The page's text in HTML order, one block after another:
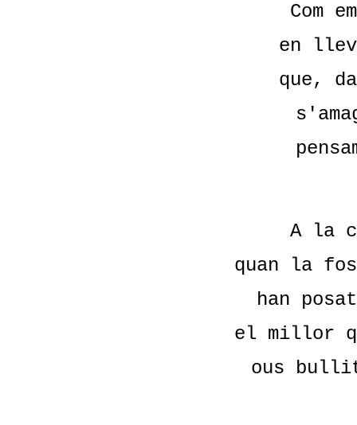
Com
en
que,
A la
quan la
han
el millor
ous